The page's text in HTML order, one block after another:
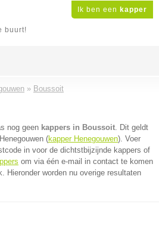
Ik ben een kapper
buurt!
» Boussoit
nog geen kappers in Boussoit. Dit geldt
(kapper Henegouwen). Voer
in voor de dichtstbijzijnde kappers of
om via één e-mail in contact te komen
Hieronder worden nu overige resultaten